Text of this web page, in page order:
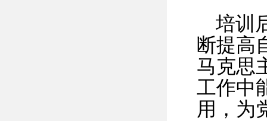
培训
断提高
马克思
工作中
用，为